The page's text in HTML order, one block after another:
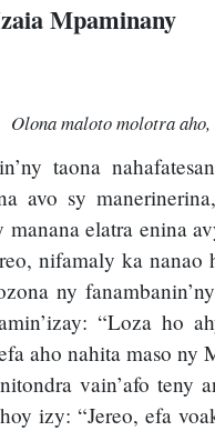
Mpaminany
Olona maloto molotra aho,
taona
avo sy
manana elatra enina
nifamaly ka nanao
ny
“Loza ho
aho nahita maso ny
vain’afo teny
izy: “Jereo, efa